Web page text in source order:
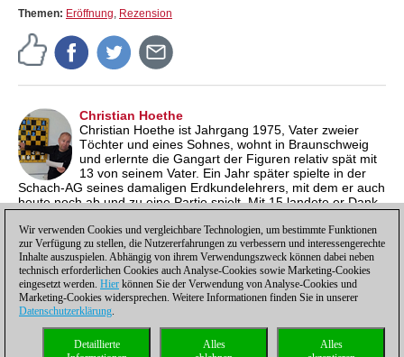
Themen: Eröffnung Rezension
Christian Hoethe
Christian Hoethe ist Jahrgang 1975, Vater zweier
Töchter und eines Sohnes, wohnt in Braunschweig
und erlernte die Gangart der Figuren relativ spät mit
13 von seinem Vater. Ein Jahr später spielte in der
Schach-AG seines damaligen Erdkundelehrers, mit dem er auch
heute noch ab und zu eine Partie spielt. Mit 15 landete er Dank
brachte es zu seinen besten Zeiten auf eine Elo-Zahl von 2247
und spielt für den SC Wolfsburg.
Datenschutzhinweis| Kontakt| |Lizenzen
Wir verwenden Cookies und vergleichbare Technologien, um bestimmte Funktionen
zur Verfügung zu stellen, die Nutzererfahrungen zu verbessern und interessengerechte
Inhalte auszuspielen. Abhängig von ihrem Verwendungszweck können dabei neben
technisch erforderlichen Cookies auch Analyse-Cookies sowie Marketing-Cookies
eingesetzt werden. Hier können Sie der Verwendung von Analyse-Cookies und
Marketing-Cookies widersprechen. Weitere Informationen finden Sie in unserer
Datenschutzerklärung.
Alles
Alles
Detaillierte